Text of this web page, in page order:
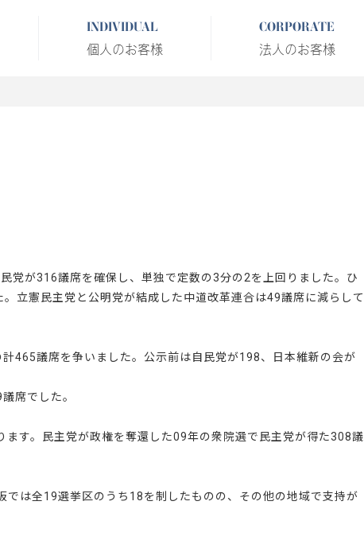
INDIVIDUAL
個人のお客様
CORPORATE
法人のお客様
党が316議席を確保し、単独で定数の3分の2を上回りました。ひ
立憲民主党と公明党が結成した中道改革連合は49議席に減らして
465議席を争いました。公示前は自民党が198、日本維新の会が
席でした。
す。民主党が政権を奪還した09年の衆院選で民主党が得た308議
は全19選挙区のうち18を制したものの、その他の地域で支持が